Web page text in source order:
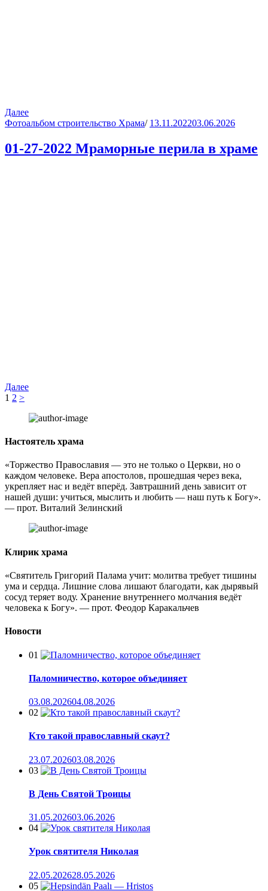
Далее
Фотоальбом строительство Храма/ 13.11.202203.06.2026
01-27-2022 Мраморные перила в храме
Далее
Пагинация
записей
1 2 >
Настоятель храма
«Торжество Православия — это не только о Церкви, но о
каждом человеке. Вера апостолов, прошедшая через века,
укрепляет нас и ведёт вперёд. Завтрашний день зависит от
нашей души: учиться, мыслить и любить — наш путь к Богу».
— прот. Виталий Зелинский
Клирик храма
«Святитель Григорий Палама учит: молитва требует тишины
ума и сердца. Лишние слова лишают благодати, как дырявый
сосуд теряет воду. Хранение внутреннего молчания ведёт
человека к Богу». — прот. Феодор Каракальчев
Новости
01
Паломничество, которое объединяет
03.08.202604.08.2026
02
Кто такой православный скаут?
23.07.202603.08.2026
03
В День Святой Троицы
31.05.202603.06.2026
04
Урок святителя Николая
22.05.202628.05.2026
05